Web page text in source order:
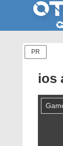
PR
ios